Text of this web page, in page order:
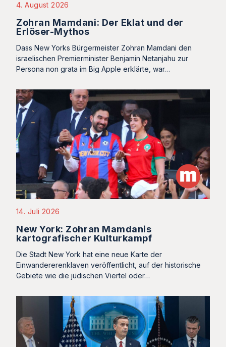
4. August 2026
Zohran Mamdani: Der Eklat und der
Erlöser-Mythos
Dass New Yorks Bürgermeister Zohran Mamdani den
israelischen Premierminister Benjamin Netanjahu zur
Persona non grata im Big Apple erklärte, war…
14. Juli 2026
New York: Zohran Mamdanis
kartografischer Kulturkampf
Die Stadt New York hat eine neue Karte der
Einwandererenklaven veröffentlicht, auf der historische
Gebiete wie die jüdischen Viertel oder…